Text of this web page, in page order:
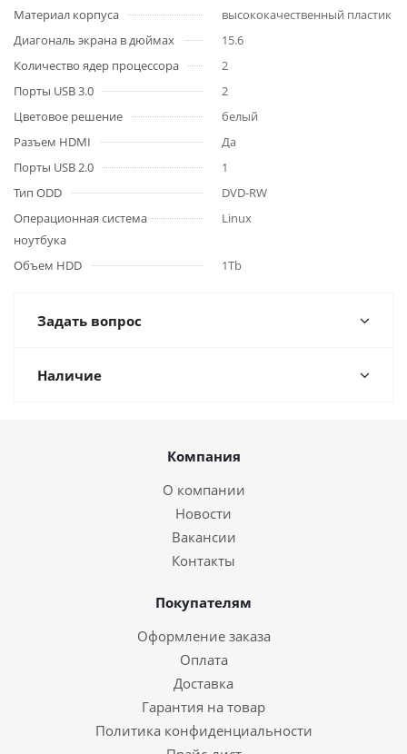
Материал корпуса
высококачественный пластик
Диагональ экрана в дюймах
15.6
Количество ядер процессора
2
Порты USB 3.0
2
Цветовое решение
белый
Разъем HDMI
Да
Порты USB 2.0
1
Тип ODD
DVD-RW
Операционная система
ноутбука
Linux
Объем HDD 1Tb
Задать вопрос
Наличие
Компания
О компании
Новости
Вакансии
Контакты
Покупателям
Оформление заказа
Оплата
Доставка
Гарантия на товар
Политика конфиденциальности